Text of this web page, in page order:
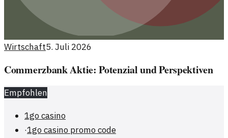
Wirtschaft5. Juli 2026
Commerzbank Aktie: Potenzial und Perspektiven
Empfohlen
1go casino
·1go casino promo code